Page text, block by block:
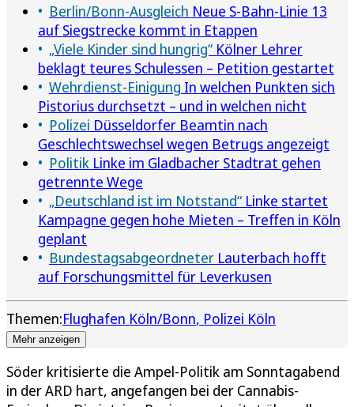
Berlin/Bonn-Ausgleich Neue S-Bahn-Linie 13
auf Siegstrecke kommt in Etappen
„Viele Kinder sind hungrig“ Kölner Lehrer
beklagt teures Schulessen – Petition gestartet
Wehrdienst-Einigung In welchen Punkten sich
Pistorius durchsetzt – und in welchen nicht
Polizei Düsseldorfer Beamtin nach
Geschlechtswechsel wegen Betrugs angezeigt
Politik Linke im Gladbacher Stadtrat gehen
getrennte Wege
„Deutschland ist im Notstand“ Linke startet
Kampagne gegen hohe Mieten – Treffen in Köln
geplant
Bundestagsabgeordneter Lauterbach hofft
auf Forschungsmittel für Leverkusen
Themen:Flughafen Köln/Bonn Polizei Köln
Mehr anzeigen
Söder kritisierte die Ampel-Politik am Sonntagabend
in der ARD hart, angefangen bei der Cannabis-